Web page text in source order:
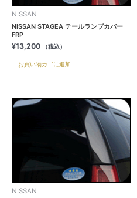
NISSAN
NISSAN STAGEA テールランプカバー
FRP
¥13,200 （税込）
お買い物カゴに追加
NISSAN